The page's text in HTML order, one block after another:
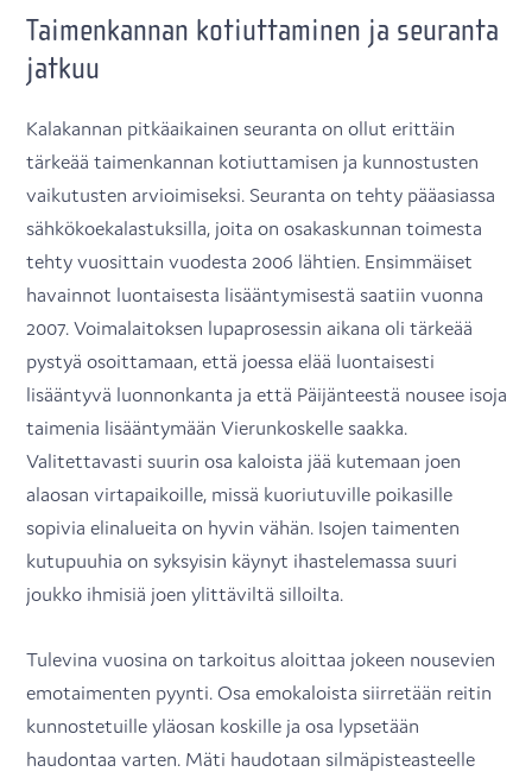
Taimenkannan kotiuttaminen ja seuranta
jatkuu
Kalakannan pitkäaikainen seuranta on ollut erittäin
tärkeää taimenkannan kotiuttamisen ja kunnostusten
vaikutusten arvioimiseksi. Seuranta on tehty pääasiassa
sähkökoekalastuksilla, joita on osakaskunnan toimesta
tehty vuosittain vuodesta 2006 lähtien. Ensimmäiset
havainnot luontaisesta lisääntymisestä saatiin vuonna
2007. Voimalaitoksen lupaprosessin aikana oli tärkeää
pystyä osoittamaan, että joessa elää luontaisesti
lisääntyvä luonnonkanta ja että Päijänteestä nousee isoja
taimenia lisääntymään Vierunkoskelle saakka.
Valitettavasti suurin osa kaloista jää kutemaan joen
alaosan virtapaikoille, missä kuoriutuville poikasille
sopivia elinalueita on hyvin vähän. Isojen taimenten
kutupuuhia on syksyisin käynyt ihastelemassa suuri
joukko ihmisiä joen ylittäviltä silloilta.
Tulevina vuosina on tarkoitus aloittaa jokeen nousevien
emotaimenten pyynti. Osa emokaloista siirretään reitin
kunnostetuille yläosan koskille ja osa lypsetään
haudontaa varten. Mäti haudotaan silmäpisteasteelle